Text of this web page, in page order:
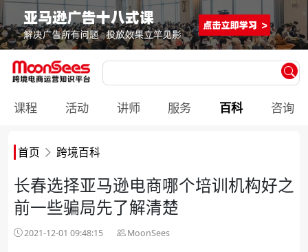
课程 活动 讲师 服务 百科 咨询
首页 跨境百科
长春选择亚马逊电商哪个培训机构好之
前一些骗局先了解清楚
2021-12-01 09:48:15 MoonSees